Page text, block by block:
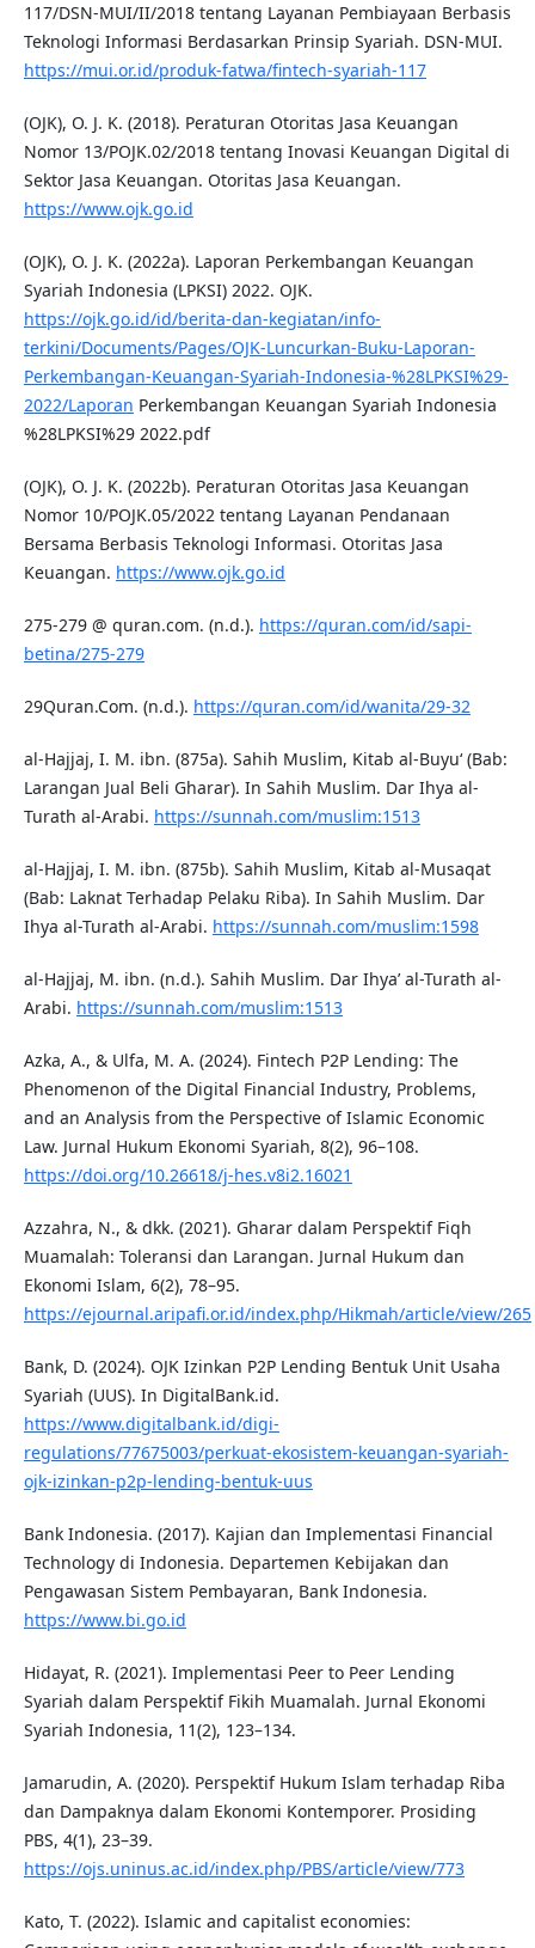
117/DSN-MUI/II/2018 tentang Layanan Pembiayaan Berbasis
Teknologi Informasi Berdasarkan Prinsip Syariah. DSN-MUI.
https://mui.or.id/produk-fatwa/fintech-syariah-117
(OJK), O. J. K. (2018). Peraturan Otoritas Jasa Keuangan
Nomor 13/POJK.02/2018 tentang Inovasi Keuangan Digital di
Sektor Jasa Keuangan. Otoritas Jasa Keuangan.
https://www.ojk.go.id
(OJK), O. J. K. (2022a). Laporan Perkembangan Keuangan
Syariah Indonesia (LPKSI) 2022. OJK.
https://ojk.go.id/id/berita-dan-kegiatan/info-
terkini/Documents/Pages/OJK-Luncurkan-Buku-Laporan-
Perkembangan-Keuangan-Syariah-Indonesia-%28LPKSI%29-
2022/Laporan Perkembangan Keuangan Syariah Indonesia
%28LPKSI%29 2022.pdf
(OJK), O. J. K. (2022b). Peraturan Otoritas Jasa Keuangan
Nomor 10/POJK.05/2022 tentang Layanan Pendanaan
Bersama Berbasis Teknologi Informasi. Otoritas Jasa
Keuangan. https://www.ojk.go.id
275-279 @ quran.com. (n.d.). https://quran.com/id/sapi-
betina/275-279
29Quran.Com. (n.d.). https://quran.com/id/wanita/29-32
al-Hajjaj, I. M. ibn. (875a). Sahih Muslim, Kitab al-Buyu‘ (Bab:
Larangan Jual Beli Gharar). In Sahih Muslim. Dar Ihya al-
Turath al-Arabi. https://sunnah.com/muslim:1513
al-Hajjaj, I. M. ibn. (875b). Sahih Muslim, Kitab al-Musaqat
(Bab: Laknat Terhadap Pelaku Riba). In Sahih Muslim. Dar
Ihya al-Turath al-Arabi. https://sunnah.com/muslim:1598
al-Hajjaj, M. ibn. (n.d.). Sahih Muslim. Dar Ihya’ al-Turath al-
Arabi. https://sunnah.com/muslim:1513
Azka, A., & Ulfa, M. A. (2024). Fintech P2P Lending: The
Phenomenon of the Digital Financial Industry, Problems,
and an Analysis from the Perspective of Islamic Economic
Law. Jurnal Hukum Ekonomi Syariah, 8(2), 96–108.
https://doi.org/10.26618/j‑hes.v8i2.16021
Azzahra, N., & dkk. (2021). Gharar dalam Perspektif Fiqh
Muamalah: Toleransi dan Larangan. Jurnal Hukum dan
Ekonomi Islam, 6(2), 78–95.
https://ejournal.aripafi.or.id/index.php/Hikmah/article/view/265
Bank, D. (2024). OJK Izinkan P2P Lending Bentuk Unit Usaha
Syariah (UUS). In DigitalBank.id.
https://www.digitalbank.id/digi-
regulations/77675003/perkuat-ekosistem-keuangan-syariah-
ojk-izinkan-p2p-lending-bentuk-uus
Bank Indonesia. (2017). Kajian dan Implementasi Financial
Technology di Indonesia. Departemen Kebijakan dan
Pengawasan Sistem Pembayaran, Bank Indonesia.
https://www.bi.go.id
Hidayat, R. (2021). Implementasi Peer to Peer Lending
Syariah dalam Perspektif Fikih Muamalah. Jurnal Ekonomi
Syariah Indonesia, 11(2), 123–134.
Jamarudin, A. (2020). Perspektif Hukum Islam terhadap Riba
dan Dampaknya dalam Ekonomi Kontemporer. Prosiding
PBS, 4(1), 23–39.
https://ojs.uninus.ac.id/index.php/PBS/article/view/773
Kato, T. (2022). Islamic and capitalist economies: